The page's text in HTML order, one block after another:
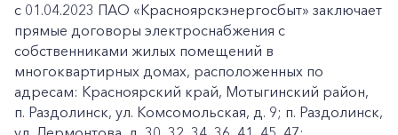
с 01.04.2023 ПАО «Красноярскэнергосбыт» заключает
прямые договоры электроснабжения с
собственниками жилых помещений в
многоквартирных домах, расположенных по
адресам: Красноярский край, Мотыгинский район,
п. Раздолинск, ул. Комсомольская, д. 9; п. Раздолинск,